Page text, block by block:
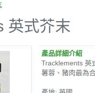
英式芥末
產品詳細介紹
Tracklements 英
薯蓉、豬肉最為